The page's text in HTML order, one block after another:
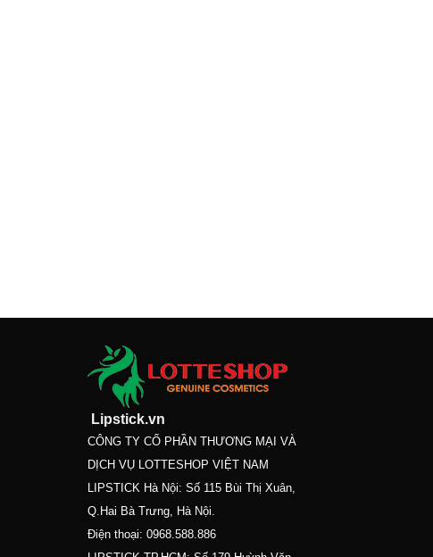
Lipstick.vn
CÔNG TY CỔ PHẦN THƯƠNG MẠI VÀ
DỊCH VỤ LOTTESHOP VIỆT NAM
LIPSTICK Hà Nội: Số 115 Bùi Thị Xuân,
Q.Hai Bà Trưng, Hà Nội.
Điện thoại: 0968.588.886